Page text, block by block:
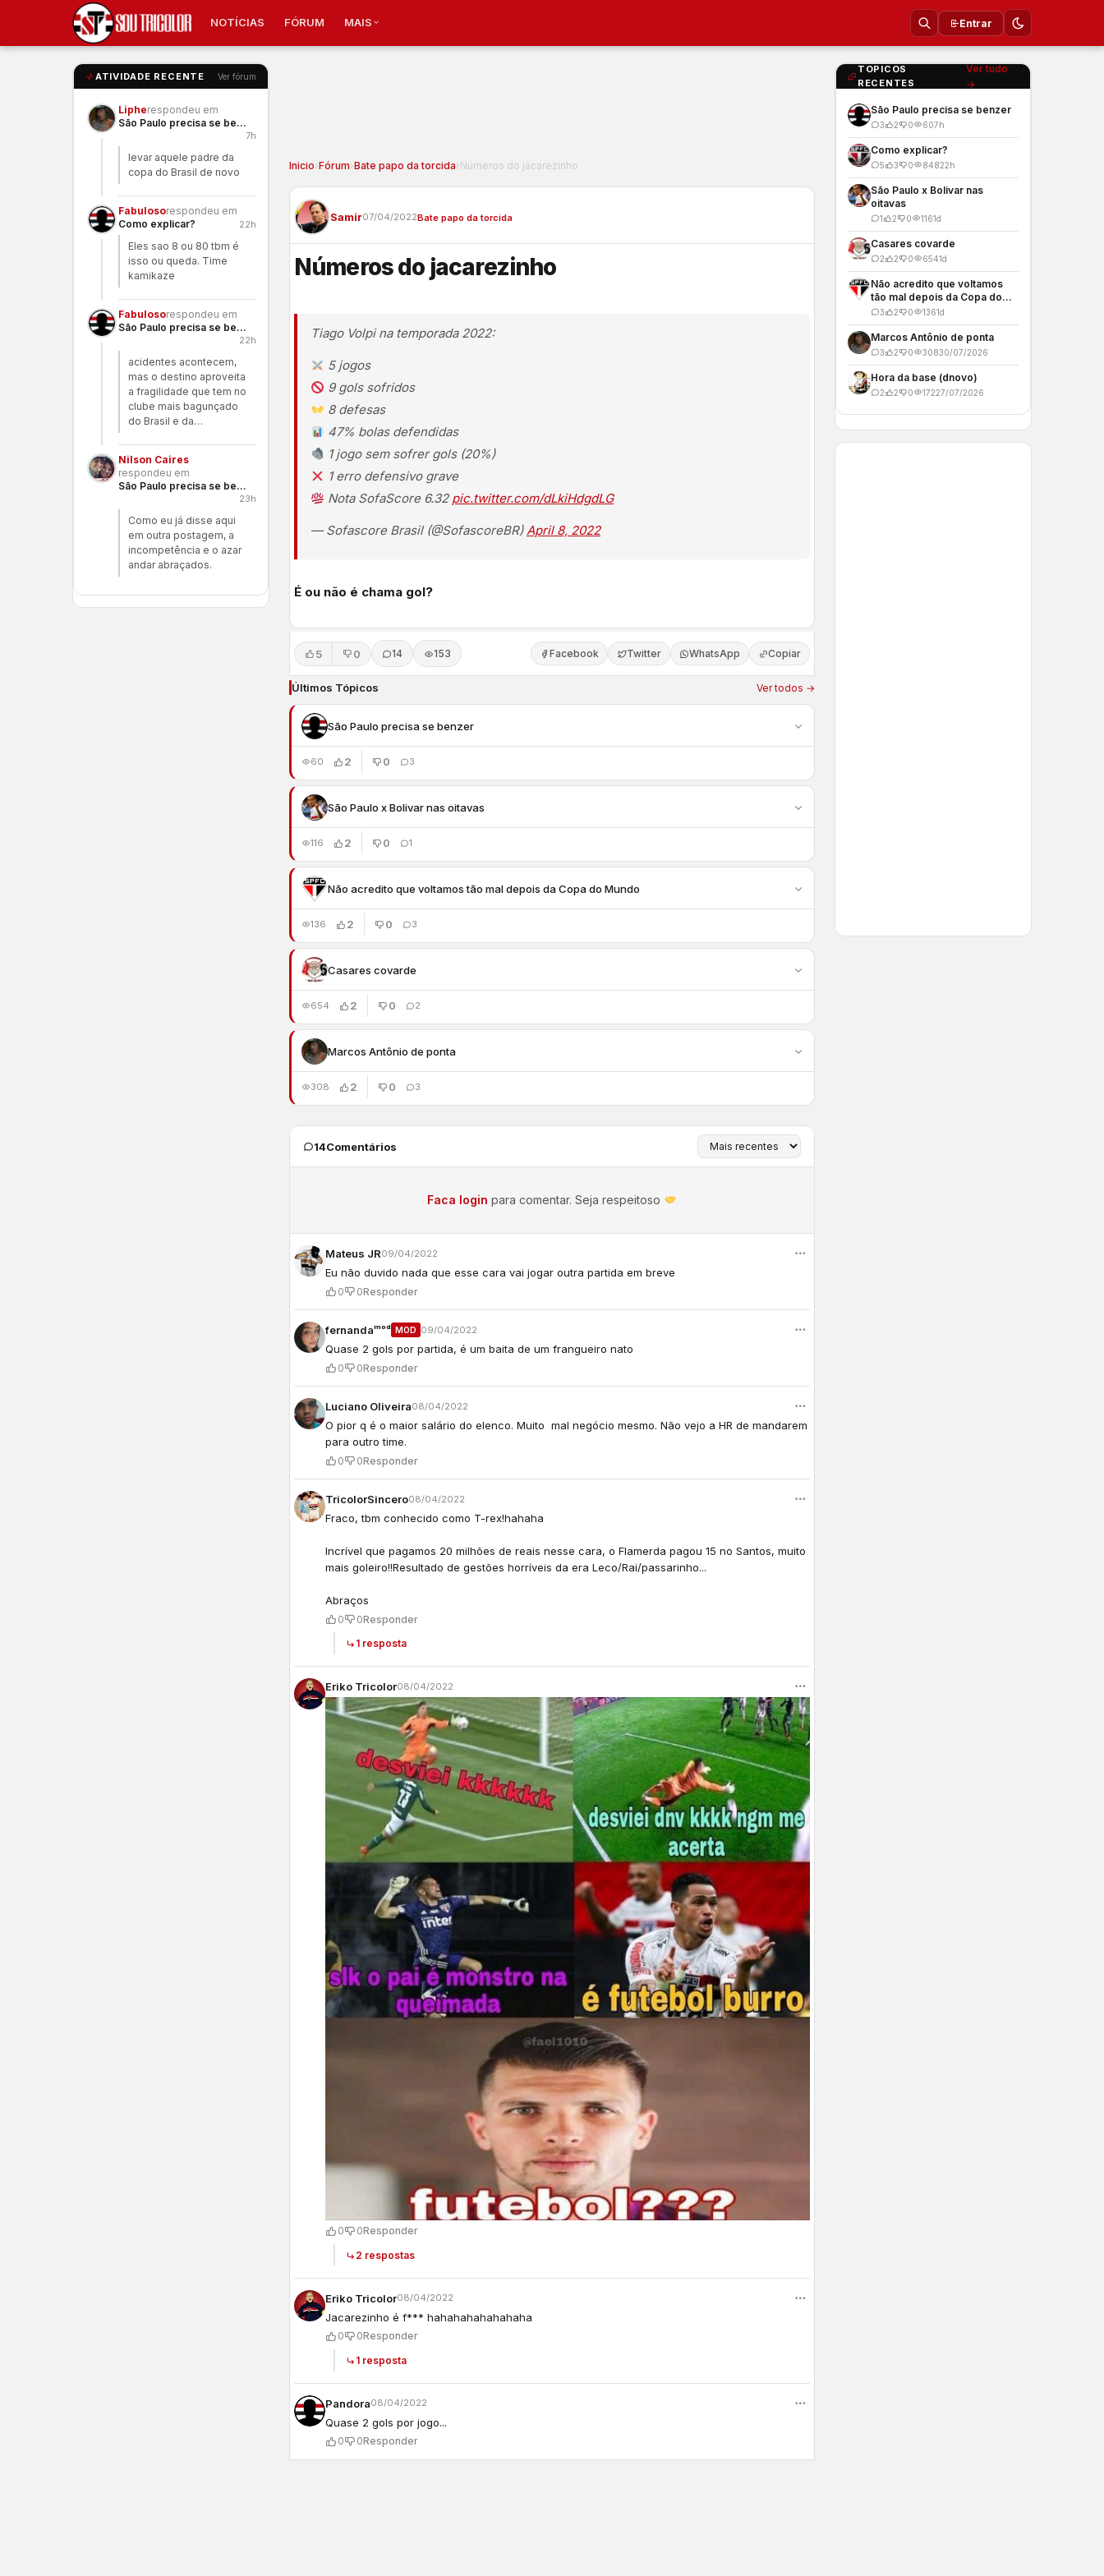
NOTÍCIAS FÓRUM MAIS Entrar
ATIVIDADE RECENTE Ver fórum
Lipherespondeu em
São Paulo precisa se benzer
7h
levar aquele padre da
copa do Brasil de novo
Fabulosorespondeu em
Como explicar?
22h
Eles sao 8 ou 80 tbm é
isso ou queda. Time
kamikaze
Fabulosorespondeu em
São Paulo precisa se benzer
22h
acidentes acontecem,
mas o destino aproveita
a fragilidade que tem no
clube mais bagunçado
do Brasil e da…
Nilson Caires
respondeu em
São Paulo precisa se benzer
23h
Como eu já disse aqui
em outra postagem, a
incompetência e o azar
andar abraçados.
Inicio›Fórum›Bate papo da torcida›Números do jacarezinho
Samir07/04/2022Bate papo da torcida
Números do jacarezinho
Tiago Volpi na temporada 2022:
5 jogos
9 gols sofridos
8 defesas
47% bolas defendidas
1 jogo sem sofrer gols (20%)
1 erro defensivo grave
Nota SofaScore 6.32 pic.twitter.com/dLkiHdgdLG
— Sofascore Brasil (@SofascoreBR)April 8, 2022
É ou não é chama gol?
5 0 14 153 Facebook Twitter WhatsApp Copiar
Últimos Tópicos Ver todos →
São Paulo precisa se benzer
60 2 0 3
São Paulo x Bolivar nas oitavas
116 2 0 1
Não acredito que voltamos tão mal depois da Copa do Mundo
136 2 0 3
Casares covarde
654 2 0 2
Marcos Antônio de ponta
308 2 0 3
14Comentários
Faca login para comentar. Seja respeitoso
Mateus JR09/04/2022
Eu não duvido nada que esse cara vai jogar outra partida em breve
0 0Responder
fernandaᵐᵒᵈ MOD 09/04/2022
Quase 2 gols por partida, é um baita de um frangueiro nato
0 0Responder
Luciano Oliveira08/04/2022
O pior q é o maior salário do elenco. Muito mal negócio mesmo. Não vejo a HR de mandarem
para outro time.
0 0Responder
TricolorSincero08/04/2022
Fraco, tbm conhecido como T-rex!hahaha
Incrível que pagamos 20 milhões de reais nesse cara, o Flamerda pagou 15 no Santos, muito
mais goleiro!!Resultado de gestões horríveis da era Leco/Rai/passarinho...
Abraços
0 0Responder
1 resposta
Eriko Tricolor08/04/2022
0 0Responder
2 respostas
Eriko Tricolor08/04/2022
Jacarezinho é f*** hahahahahahahaha
0 0Responder
1 resposta
Pandora08/04/2022
Quase 2 gols por jogo...
0 0Responder
TOPICOS
RECENTES
Ver tudo
→
São Paulo precisa se benzer
3 2 0 607h
Como explicar?
5 3 0 84822h
São Paulo x Bolivar nas
oitavas
1 2 0 1161d
Casares covarde
2 2 0 6541d
Não acredito que voltamos
tão mal depois da Copa do
Mundo
3 2 0 1361d
Marcos Antônio de ponta
3 2 0 30830/07/2026
Hora da base (dnovo)
2 2 0 17227/07/2026